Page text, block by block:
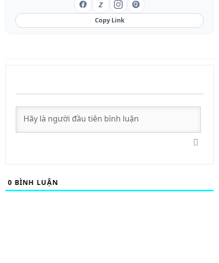
Z
Copy Link
0 BÌNH LUẬN